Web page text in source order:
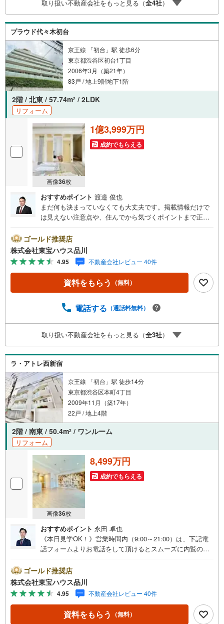
取り扱い不動産会社をもっと見る（全4社）
プラウド代々木初台
京王線 「初台」駅 徒歩6分
東京都渋谷区初台1丁目
2006年3月（築21年）
83戸 / 地上9階地下1階
2階 / 北東 / 57.74m2 / 2LDK
リフォーム
画像36枚
1億3,999万円
成約でもらえる
おすすめポイント 渡邉 俊也
まだ何も決まっていなくても大丈夫です。掲載情報だけで
は見えない注意点や、住んでから気づくポイントまで正直
とも包み隠さずお伝えし、「納得して選ぶ」ためのサポー
トを大切にしています。現地でしか分からないリアルな情
報も含めて、一緒に後悔しない住まい探しを進めていきま
しょう。まずはお気軽にご相談ください。【Yahoo！ 不動
産キャンペーン対象店舗】当店で物件を成約するとPayPay
ボーナスライトがもらえる「Yahoo！ 不動産 物件ご成約キ
予約をする」ボタンからお問い合わせください。※必ずYah
スライトは出金と譲渡はできません。ご案内・詳細な資料
のご請求はお気軽にどうぞ♪お電話でのお問い合わせも常
時受け付けております！お気軽にお問い合わせください。
ゴールド推奨店
株式会社東宝ハウス品川
4.95 不動産会社レビュー 40件
資料をもらう （無料）
電話する （通話料無料）
取り扱い不動産会社をもっと見る（全3社）
ラ・アトレ西新宿
京王線 「初台」駅 徒歩14分
東京都渋谷区本町4丁目
2009年11月（築17年）
22戸 / 地上4階
2階 / 南東 / 50.4m2 / ワンルーム
リフォーム
画像36枚
8,499万円
成約でもらえる
おすすめポイント 永田 卓也
《本日見学OK！》営業時間内（9:00～21:00）は、下記電
話フォームよりお電話をして頂けるとスムーズに内覧のご
hoo！ 不動産キャンペーン対象店舗】当店で物件を成約す
るとPayPayボーナスライトがもらえる「Yahoo！ 不動産
物件ご成約キャンペーン」の対象になります。「資料をも
らう」「見学予約をする」ボタンからお問い合わせくださ
い。※必ずYahoo！ JAPAN IDでログインしてください。※P
ayPayボーナスライトは出金と譲渡はできません。ご案
ゴールド推奨店
株式会社東宝ハウス品川
4.95 不動産会社レビュー 40件
資料をもらう （無料）